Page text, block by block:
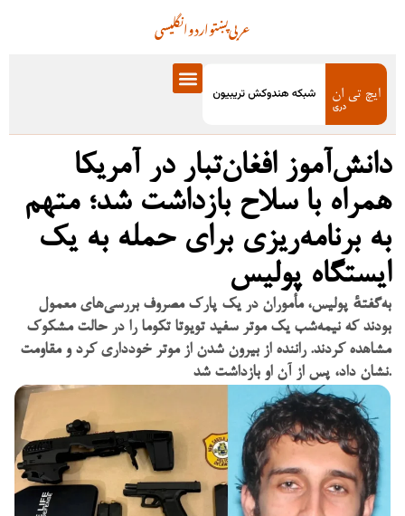
انگلیسیاردوپښتوعربی
دانش‌آموز افغان‌تبار در آمریکا
همراه با سلاح بازداشت شد؛ متهم
به برنامه‌ریزی برای حمله به یک
ایستگاه پولیس
به‌گفتهٔ پولیس، مأموران در یک پارک مصروف بررسی‌های معمول
بودند که نیمه‌شب یک موتر سفید تویوتا تکوما را در حالت مشکوک
مشاهده کردند. راننده از بیرون شدن از موتر خودداری کرد و مقاومت
نشان داد، پس از آن او بازداشت شد.